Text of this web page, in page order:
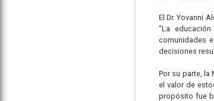
El Dr. Yovanni
"La
comunidades
decisiones
Por su parte, la
el valor de
propósito fue